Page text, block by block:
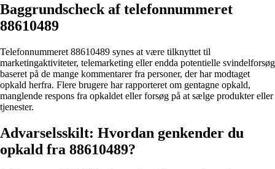
Baggrundscheck af telefonnummeret
88610489
Telefonnummeret 88610489 synes at være tilknyttet til
marketingaktiviteter, telemarketing eller endda potentielle svindelforsøg
baseret på de mange kommentarer fra personer, der har modtaget
opkald herfra. Flere brugere har rapporteret om gentagne opkald,
manglende respons fra opkaldet eller forsøg på at sælge produkter eller
tjenester.
Advarselsskilt: Hvordan genkender du
opkald fra 88610489?